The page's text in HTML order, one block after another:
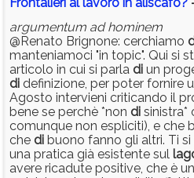
Frontalieri al lavoro in aliscafo?
argumentum ad hominem
@Renato Brignone: cerchiamo
manteniamoci "in topic". Qui si
articolo in cui si parla di un
di definizione, per poter fornire
Agosto intervieni criticando il
bene se perchè *non di sinistra*
comunque non espliciti), e che
che di buono fanno gli altri. Ti
una pratica già esistente sul
avere ricadute positive, che è